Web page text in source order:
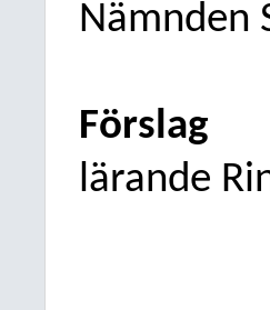
Nämnden
Förslag
lärande